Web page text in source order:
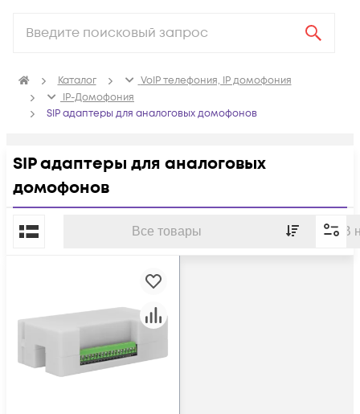
Каталог
VoIP телефония, IP домофония
IP-Домофония
SIP адаптеры для аналоговых домофонов
SIP адаптеры для аналоговых
домофонов
Все товары В
По популярности